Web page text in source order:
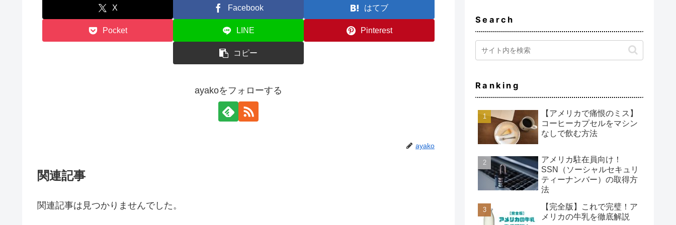
X Facebook はてブ
Pocket LINE Pinterest
コピー
ayakoをフォローする
ayako
関連記事
関連記事は見つかりませんでした。
Search
Ranking
【アメリカで痛恨のミス】
コーヒーカプセルをマシン
なしで飲む方法
アメリカ駐在員向け！
SSN（ソーシャルセキュリ
ティーナンバー）の取得方
法
【完全版】これで完璧！ア
メリカの牛乳を徹底解説